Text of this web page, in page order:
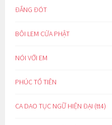
ĐẮNG ĐÓT
BÔI LEM CỬA PHẬT
NÓI VỚI EM
PHÚC TỔ TIÊN
CA DAO TỤC NGỮ HIỆN ĐẠI (tt4)